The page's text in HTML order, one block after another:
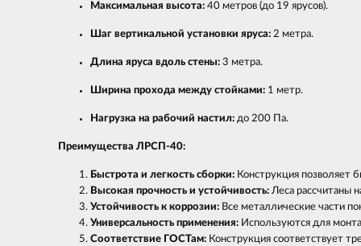
Максимальная высота: 40 метров (до 19 ярусов).
Шаг вертикальной установки яруса: 2 метра.
Длина яруса вдоль стены: 3 метра.
Ширина прохода между стойками: 1 метр.
Нагрузка на рабочий настил: до 200 Па.
Преимущества ЛРСП-40:
Быстрота и легкость сборки: Конструкция позволяет
Высокая прочность и устойчивость: Леса рассчитаны
Устойчивость к коррозии: Все металлические части
Универсальность применения: Используются для
Соответствие ГОСТам: Конструкция соответствует